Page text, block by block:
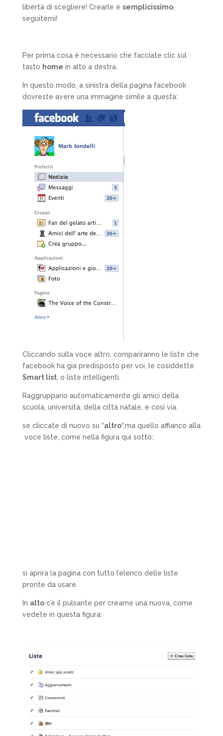
libertà di scegliere! Crearle è semplicissimo,
seguitemi!
Per prima cosa è necessario che facciate clic sul
tasto home in alto a destra.
In questo modo, a sinistra della pagina facebook
dovreste avere una immagine simile a questa:
Cliccando sulla voce altro, compariranno le liste che
facebook ha già predisposto per voi, le cosiddette
Smart list, o liste intelligenti.
Raggruppano automaticamente gli amici della
scuola, università, della città natale, e così via.
se cliccate di nuovo su “altro“,ma quello affianco alla
voce liste, come nella figura qui sotto:
si aprirà la pagina con tutto l’elenco delle liste
pronte da usare.
In altoc’è il pulsante per crearne una nuova, come
vedete in questa figura: